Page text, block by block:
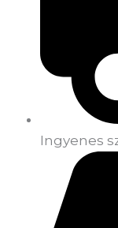
Ingyenes